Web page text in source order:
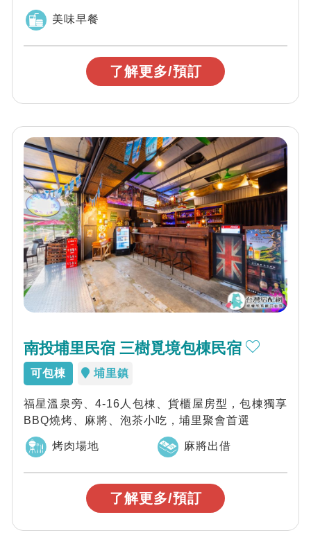
美味早餐
了解更多/預訂
南投埔里民宿 三樹覓境包棟民宿
可包棟 埔里鎮
福星溫泉旁、4-16人包棟、貨櫃屋房型，包棟獨享
BBQ燒烤、麻將、泡茶小吃，埔里聚會首選
烤肉場地 麻將出借
了解更多/預訂